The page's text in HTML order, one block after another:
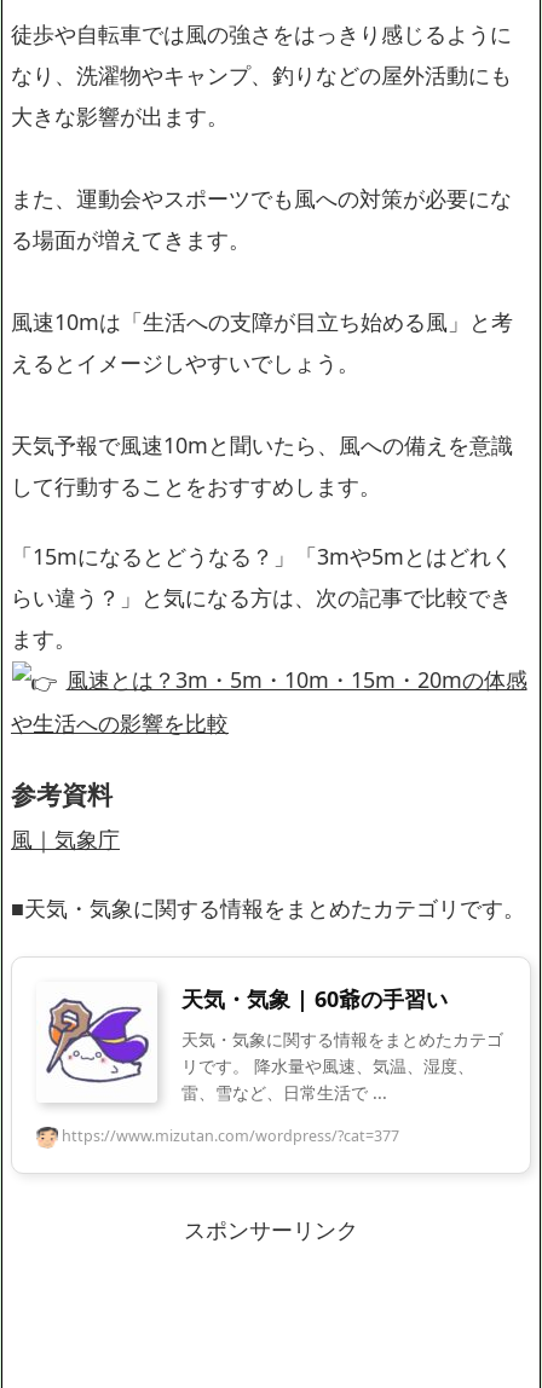
徒歩や自転車では風の強さをはっきり感じるように
なり、洗濯物やキャンプ、釣りなどの屋外活動にも
大きな影響が出ます。
また、運動会やスポーツでも風への対策が必要にな
る場面が増えてきます。
風速10mは「生活への支障が目立ち始める風」と考
えるとイメージしやすいでしょう。
天気予報で風速10mと聞いたら、風への備えを意識
して行動することをおすすめします。
「15mになるとどうなる？」「3mや5mとはどれく
らい違う？」と気になる方は、次の記事で比較でき
ます。
風速とは？3m・5m・10m・15m・20mの体感
や生活への影響を比較
参考資料
風｜気象庁
■天気・気象に関する情報をまとめたカテゴリです。
天気・気象 | 60爺の手習い
天気・気象に関する情報をまとめたカテゴ
リです。 降水量や風速、気温、湿度、
雷、雪など、日常生活で ...
https://www.mizutan.com/wordpress/?cat=377
スポンサーリンク